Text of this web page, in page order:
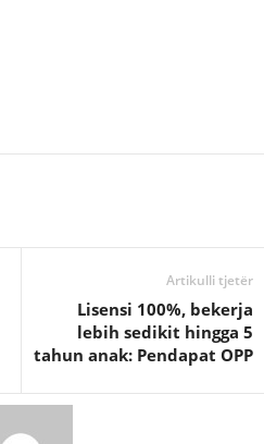
Artikulli tjetër
Lisensi 100%, bekerja
lebih sedikit hingga 5
tahun anak: Pendapat OPP